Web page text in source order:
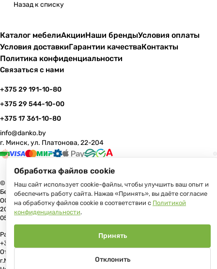
Назад к списку
Каталог мебелиАкцииНаши брендыУсловия оплаты
Условия доставкиГарантии качестваКонтакты
Политика конфиденциальности
Связаться с нами
+375 29 191-10-80
+375 29 544-10-00
+375 17 361-10-80
info@danko.by
г. Минск, ул. Платонова, 22-204
© 2026 Данко Бай: качественная мебель с оперативной доставкой по
Беларуси
ООО «Гранд Парк», юр.адрес: 220005, Минск, ул. Платонова, 22, пом.
204 В торговом реестре с 17 июля 2013 г. Регистрация №191081534,
05.11.2008, Мингорисполком.
Рассмотрение обращений потребителей, телефон +375 (17) 361-10-80,
+375 (29) 191-10-80, +375 (29) 544-10-00, e-mail: info@danko.by
Отдел торговли и услуг Администрации Первомайского района
г.Минска: тел. +375(17)215-14-65, Начальник отдела: Жакович Юлия
Обработка файлов cookie
Наш сайт использует cookie-файлы, чтобы улучшить ваш опыт и
обеспечить работу сайта. Нажав «Принять», вы даёте согласие
на обработку файлов cookie в соответствии с Политикой
конфиденциальности.
Отклонить
Принять